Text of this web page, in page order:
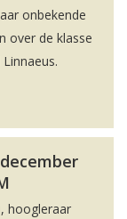
onbekende
over de klasse
, hoogleraar